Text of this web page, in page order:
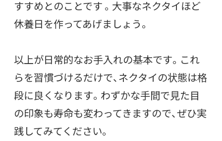
すすめとのことです 。大事なネクタイほど
休養日を作ってあげましょう。
以上が日常的なお手入れの基本です。これ
らを習慣づけるだけで、ネクタイの状態は格
段に良くなります。わずかな手間で見た目
の印象も寿命も変わってきますので、ぜひ実
践してみてください。